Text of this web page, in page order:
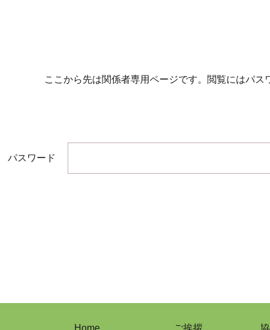
ここから先は関係者専用ページです。 閲覧にはパス
パスワード
Home ご挨拶